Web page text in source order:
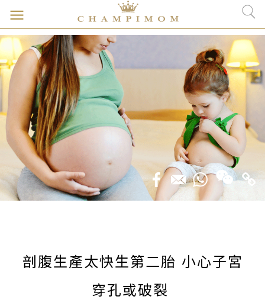
剖腹生產太快生第二胎 小心子宮
穿孔或破裂